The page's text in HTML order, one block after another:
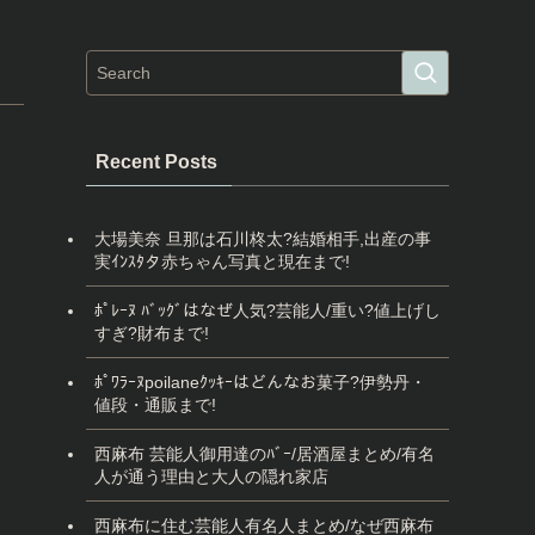
Recent Posts
大場美奈 旦那は石川柊太?結婚相手,出産の事
実ｲﾝｽﾀタ赤ちゃん写真と現在まで!
ﾎﾟﾚｰﾇ ﾊﾞｯｸﾞはなぜ人気?芸能人/重い?値上げし
すぎ?財布まで!
ﾎﾟﾜﾗｰﾇpoilaneｸｯｷｰはどんなお菓子?伊勢丹・
値段・通販まで!
西麻布 芸能人御用達のﾊﾞｰ/居酒屋まとめ/有名
人が通う理由と大人の隠れ家店
西麻布に住む芸能人有名人まとめ/なぜ西麻布